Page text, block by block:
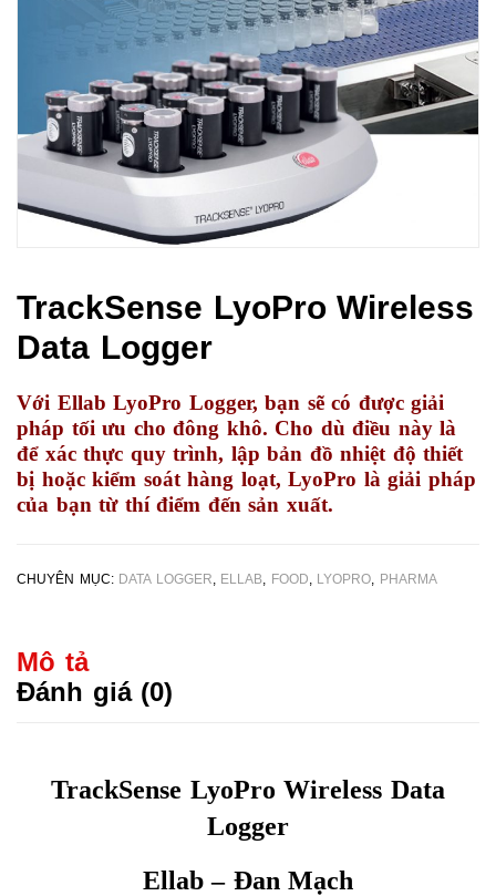
TrackSense LyoPro Wireless
Data Logger
Với Ellab LyoPro Logger, bạn sẽ có được giải
pháp tối ưu cho đông khô. Cho dù điều này là
để xác thực quy trình, lập bản đồ nhiệt độ thiết
bị hoặc kiểm soát hàng loạt, LyoPro là giải pháp
của bạn từ thí điểm đến sản xuất.
CHUYÊN MỤC: DATA LOGGER, ELLAB, FOOD, LYOPRO, PHARMA
Mô tả
Đánh giá (0)
TrackSense LyoPro Wireless Data
Logger
Ellab – Đan Mạch